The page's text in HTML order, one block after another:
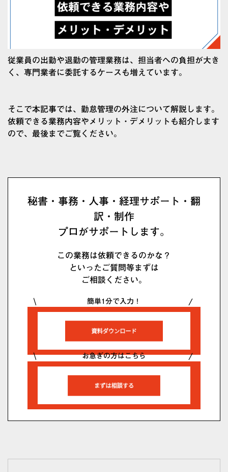
従業員の出勤や退勤の管理業務は、担当者への負担が大き
く、専門業者に委託するケースも増えています。
そこで本記事では、勤怠管理の外注について解説します。
依頼できる業務内容やメリット・デメリットも紹介します
ので、最後までご覧ください。
秘書・事務・人事・経理サポート・翻
訳・制作
プロがサポートします。
この業務は依頼できるのかな？
といったご質問等まずは
ご相談ください。
簡単1分で入力！
お急ぎの方はこちら